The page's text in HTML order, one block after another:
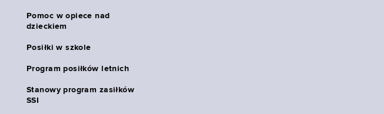
Pomoc w opiece nad
dzieckiem
Posiłki w szkole
Program posiłków letnich
Stanowy program zasiłków
SSI